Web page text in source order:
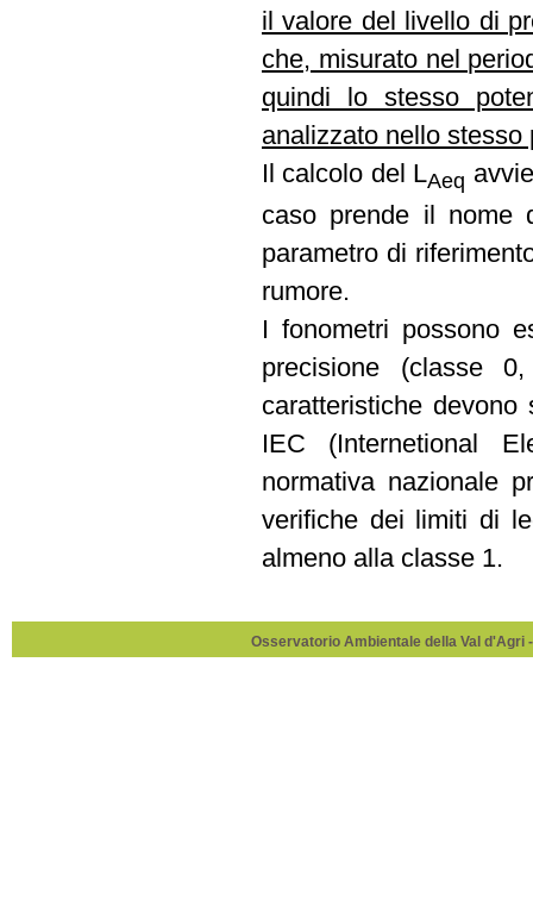
il valore del livello di
che, misurato nel
quindi lo stesso
analizzato nello stesso
Il calcolo del LAeq
caso prende il
parametro di
rumore.
I fonometri possono
precisione (classe
caratteristiche
IEC (Internetional
normativa nazionale
verifiche dei limiti di
almeno alla classe 1.
Osservatorio Ambientale della Val d'Agri